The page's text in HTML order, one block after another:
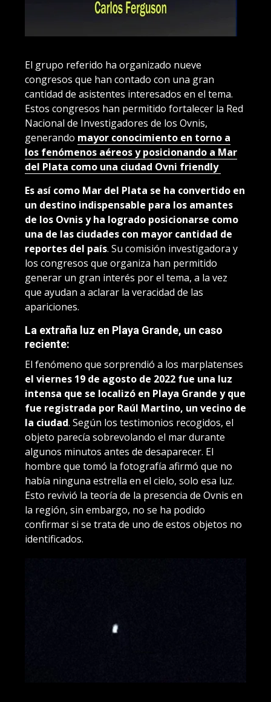
El grupo referido ha organizado nueve
congresos que han contado con una gran
cantidad de asistentes interesados en el tema.
Estos congresos han permitido fortalecer la Red
Nacional de Investigadores de los Ovnis,
generando mayor conocimiento en torno a
los fenómenos aéreos y posicionando a Mar
del Plata como una ciudad Ovni friendly
Es así como Mar del Plata se ha convertido en
un destino indispensable para los amantes
de los Ovnis y ha logrado posicionarse como
una de las ciudades con mayor cantidad de
reportes del país. Su comisión investigadora y
los congresos que organiza han permitido
generar un gran interés por el tema, a la vez
que ayudan a aclarar la veracidad de las
apariciones.
La extraña luz en Playa Grande, un caso
reciente:
El fenómeno que sorprendió a los marplatenses
el viernes 19 de agosto de 2022 fue una luz
intensa que se localizó en Playa Grande y que
fue registrada por Raúl Martino, un vecino de
la ciudad. Según los testimonios recogidos, el
objeto parecía sobrevolando el mar durante
algunos minutos antes de desaparecer. El
hombre que tomó la fotografía afirmó que no
había ninguna estrella en el cielo, solo esa luz.
Esto revivió la teoría de la presencia de Ovnis en
la región, sin embargo, no se ha podido
confirmar si se trata de uno de estos objetos no
identificados.